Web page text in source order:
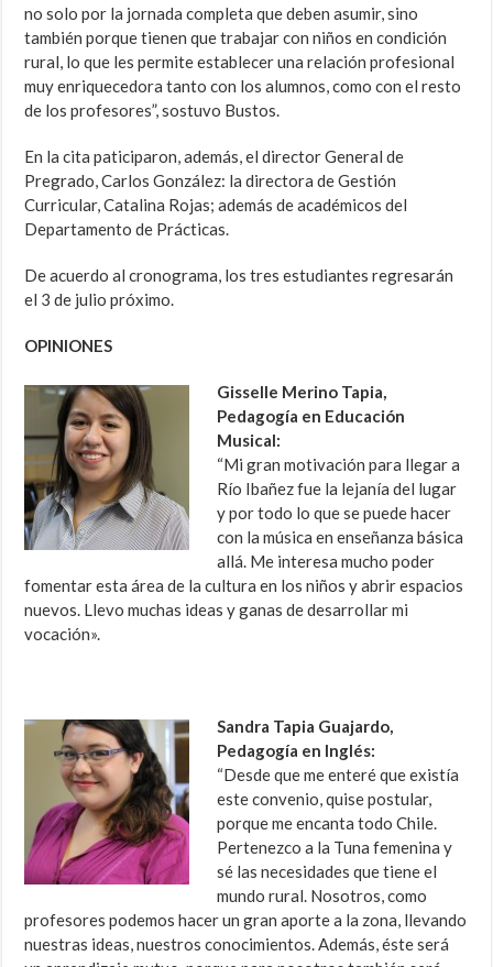
no solo por la jornada completa que deben asumir, sino
también porque tienen que trabajar con niños en condición
rural, lo que les permite establecer una relación profesional
muy enriquecedora tanto con los alumnos, como con el resto
de los profesores”, sostuvo Bustos.
En la cita paticiparon, además, el director General de
Pregrado, Carlos González: la directora de Gestión
Curricular, Catalina Rojas; además de académicos del
Departamento de Prácticas.
De acuerdo al cronograma, los tres estudiantes regresarán
el 3 de julio próximo.
OPINIONES
Gisselle Merino Tapia,
Pedagogía en Educación
Musical:
“Mi gran motivación para llegar a
Río Ibañez fue la lejanía del lugar
y por todo lo que se puede hacer
con la música en enseñanza básica
allá. Me interesa mucho poder
fomentar esta área de la cultura en los niños y abrir espacios
nuevos. Llevo muchas ideas y ganas de desarrollar mi
vocación».
Sandra Tapia Guajardo,
Pedagogía en Inglés:
“Desde que me enteré que existía
este convenio, quise postular,
porque me encanta todo Chile.
Pertenezco a la Tuna femenina y
sé las necesidades que tiene el
mundo rural. Nosotros, como
profesores podemos hacer un gran aporte a la zona, llevando
nuestras ideas, nuestros conocimientos. Además, éste será